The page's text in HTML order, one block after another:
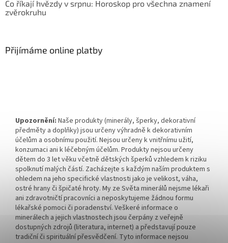
Co říkají hvězdy v srpnu: Horoskop pro všechna znamení
zvěrokruhu
Přijímáme online platby
Upozornění: Naše produkty (minerály, šperky, dekorativní
předměty a doplňky) jsou určeny výhradně k dekorativním
účelům a osobnímu použití. Nejsou určeny k vnitřnímu užití,
konzumaci ani k léčebným účelům. Produkty nejsou určeny
dětem do 3 let věku včetně dětských šperků vzhledem k riziku
spolknutí malých částí. Zacházejte s každým naším produktem s
ohledem na jeho specifické vlastnosti jako je velikost, váha,
ostré hrany či špičaté hroty. My ze Světa minerálů nejsme lékaři
ani zdravotničtí pracovníci a neposkytujeme žádnou formu
lékařské pomoci či poradenství. Veškeré informace o
minerálech a jejich vlastnostech jsou čerpány z veřejně
dostupných zdrojů (literatura, internet) a představují pouze
tradiční či spirituální přesvědčení. Tyto informace nejsou